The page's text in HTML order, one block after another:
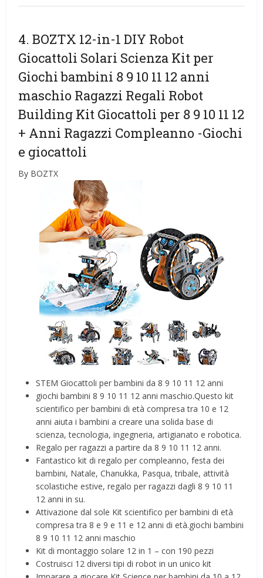
4. BOZTX 12-in-1 DIY Robot
Giocattoli Solari Scienza Kit per
Giochi bambini 8 9 10 11 12 anni
maschio Ragazzi Regali Robot
Building Kit Giocattoli per 8 9 10 11 12
+ Anni Ragazzi Compleanno -Giochi
e giocattoli
By BOZTX
STEM Giocattoli per bambini da 8 9 10 11 12 anni
giochi bambini 8 9 10 11 12 anni maschio.Questo kit
scientifico per bambini di età compresa tra 10 e 12
anni aiuta i bambini a creare una solida base di
scienza, tecnologia, ingegneria, artigianato e robotica.
Regalo per ragazzi a partire da 8 9 10 11 12 anni.
Fantastico kit di regalo per compleanno, festa dei
bambini, Natale, Chanukka, Pasqua, tribale, attività
scolastiche estive, regalo per ragazzi dagli 8 9 10 11
12 anni in su.
Attivazione dal sole Kit scientifico per bambini di età
compresa tra 8 e 9 e 11 e 12 anni di età.giochi bambini
8 9 10 11 12 anni maschio
Kit di montaggio solare 12 in 1 – con 190 pezzi
Costruisci 12 diversi tipi di robot in un unico kit